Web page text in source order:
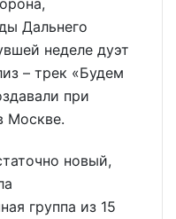
Дальнего
неделе дуэт
– трек «Будем
при
Москве.
новый,
группа из 15